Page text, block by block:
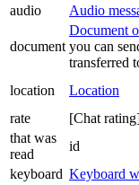
audio
Audio
document
Document
you can
transferred
location Location
rate
[Chat
that was
read
id
keyboard Keyboard